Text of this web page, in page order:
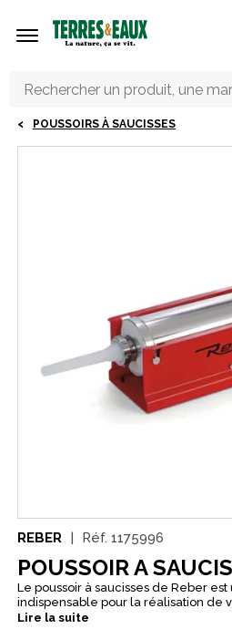
POUSSOIRS À SAUCISSES
REBER Réf. 1175996
POUSSOIR A
Le poussoir à saucisses de Reber
indispensable pour la réalisation de
etc. Ce poussoir est très simple d'utlisation : grâce à sa
Lire la suite